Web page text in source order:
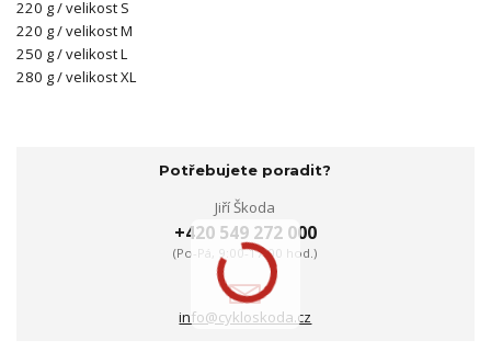
220 g / velikost S
220 g / velikost M
250 g / velikost L
280 g / velikost XL
Potřebujete poradit?
Jiří Škoda
+420 549 272 000
(Po-Pá, 9:00-17:00 hod.)
info@cykloskoda.cz